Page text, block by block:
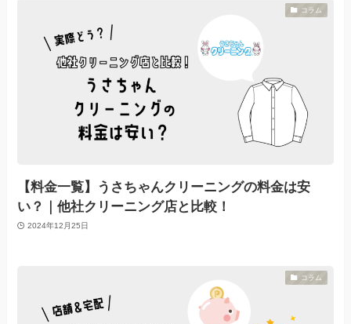
コラム
【料金一覧】うさちゃんクリーニングの料金は安
い？｜他社クリーニング店と比較！
2024年12月25日
コラム